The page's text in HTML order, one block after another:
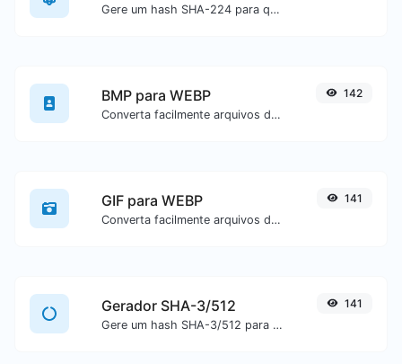
Gere um hash SHA-224 para qualquer entrada de texto.
BMP para WEBP
Converta facilmente arquivos de imagem BMP para WEBP.
142
GIF para WEBP
Converta facilmente arquivos de imagem GIF para WEBP.
141
Gerador SHA-3/512
Gere um hash SHA-3/512 para qualquer entrada de texto.
141